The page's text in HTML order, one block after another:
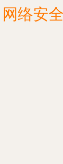
网络安